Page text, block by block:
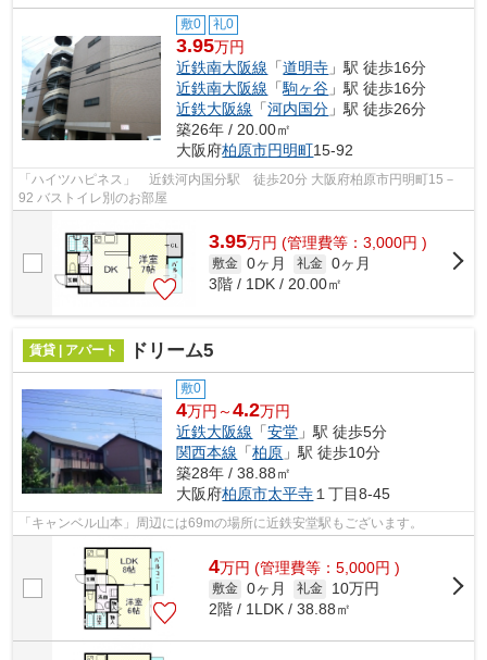
敷0 礼0
3.95万円
近鉄南大阪線 「道明寺 」駅 徒歩16分
近鉄南大阪線 「駒ヶ谷 」駅 徒歩16分
近鉄大阪線 「河内国分 」駅 徒歩26分
築26年 / 20.00㎡
大阪府柏原市円明町15-92
「ハイツハピネス」 近鉄河内国分駅 徒歩20分 大阪府柏原市円明町15－
92 バストイレ別のお部屋
3.95万円 (管理費等：3,000円 )
敷金 0ヶ月 礼金 0ヶ月
3階 / 1DK / 20.00㎡
賃貸 | アパート ドリーム5
敷0
4万円～4.2万円
近鉄大阪線 「安堂 」駅 徒歩5分
関西本線 「柏原 」駅 徒歩10分
築28年 / 38.88㎡
大阪府柏原市太平寺 １丁目8-45
「キャンベル山本」周辺には69mの場所に近鉄安堂駅もございます。
4万円 (管理費等：5,000円 )
敷金 0ヶ月 礼金
10万円
2階 / 1LDK / 38.88㎡